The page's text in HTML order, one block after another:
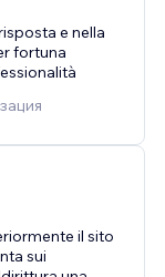
e nella
fortuna
il sito
sui